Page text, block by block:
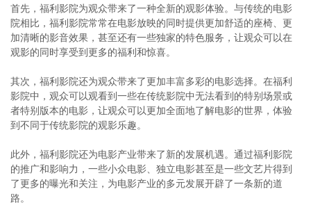
首先，福利影院为观众带来了一种全新的观影体验。与传统的电影
院相比，福利影院常常在电影放映的同时提供更加舒适的座椅、更
加清晰的影音效果，甚至还有一些独家的特色服务，让观众可以在
观影的同时享受到更多的福利和惊喜。
其次，福利影院还为观众带来了更加丰富多彩的电影选择。在福利
影院中，观众可以观看到一些在传统影院中无法看到的特别场景或
者特别版本的电影，让观众可以更加全面地了解电影的世界，体验
到不同于传统影院的观影乐趣。
此外，福利影院还为电影产业带来了新的发展机遇。通过福利影院
的推广和影响力，一些小众电影、独立电影甚至是一些文艺片得到
了更多的曝光和关注，为电影产业的多元发展开辟了一条新的道
路。